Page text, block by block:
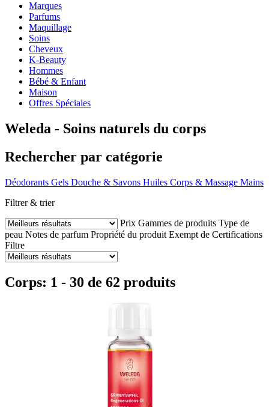
Marques
Parfums
Maquillage
Soins
Cheveux
K-Beauty
Hommes
Bébé & Enfant
Maison
Offres Spéciales
Weleda - Soins naturels du corps
Rechercher par catégorie
Déodorants Gels Douche & Savons Huiles Corps & Massage Mains
Filtrer & trier
Prix Gammes de produits Type de
peau Notes de parfum Propriété du produit Exempt de Certifications
Filtre
Corps: 1 - 30 de 62 produits